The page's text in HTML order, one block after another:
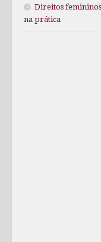
Direitos
na prática